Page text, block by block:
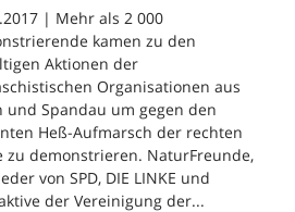
| Mehr als 2 000
kamen zu den
Aktionen der
Organisationen aus
und Spandau um gegen den
Heß-Aufmarsch der rechten
zu demonstrieren. NaturFreunde,
von SPD, DIE LINKE und
der Vereinigung der...